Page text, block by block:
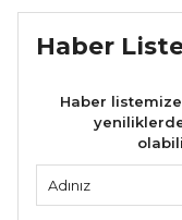
Haber
Haber